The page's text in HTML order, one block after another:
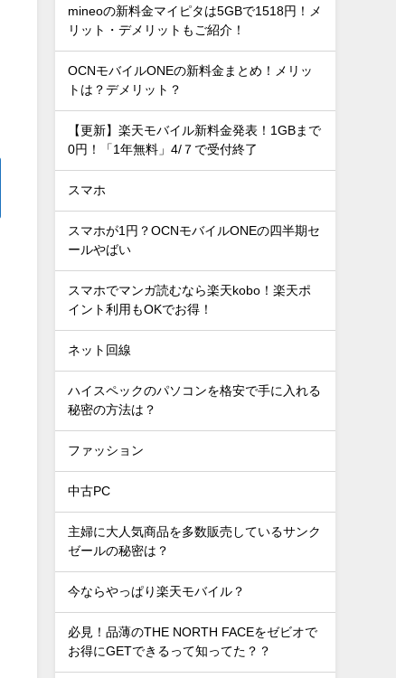
mineoの新料金マイピタは5GBで1518円！メ
リット・デメリットもご紹介！
OCNモバイルONEの新料金まとめ！メリッ
トは？デメリット？
【更新】楽天モバイル新料金発表！1GBまで
0円！「1年無料」4/７で受付終了
スマホ
スマホが1円？OCNモバイルONEの四半期セ
ールやばい
スマホでマンガ読むなら楽天kobo！楽天ポ
イント利用もOKでお得！
ネット回線
ハイスペックのパソコンを格安で手に入れる
秘密の方法は？
ファッション
中古PC
主婦に大人気商品を多数販売しているサンク
ゼールの秘密は？
今ならやっぱり楽天モバイル？
必見！品薄のTHE NORTH FACEをゼビオで
お得にGETできるって知ってた？？